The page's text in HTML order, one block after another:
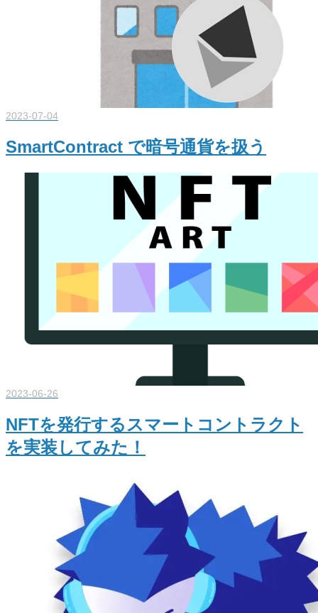
2023-07-04
SmartContract で暗号通貨を扱う
2023-06-26
NFTを発行するスマートコントラクト
を実装してみた！